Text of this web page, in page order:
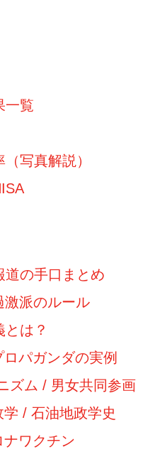
覧
写真解説）
道の手口まとめ
激派のルール
は？
パガンダの実例
ズム / 男女共同参画
/ 石油地政学史
ワクチン